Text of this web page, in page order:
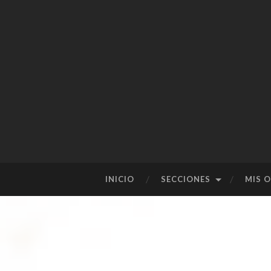
INICIO SECCIONES MIS